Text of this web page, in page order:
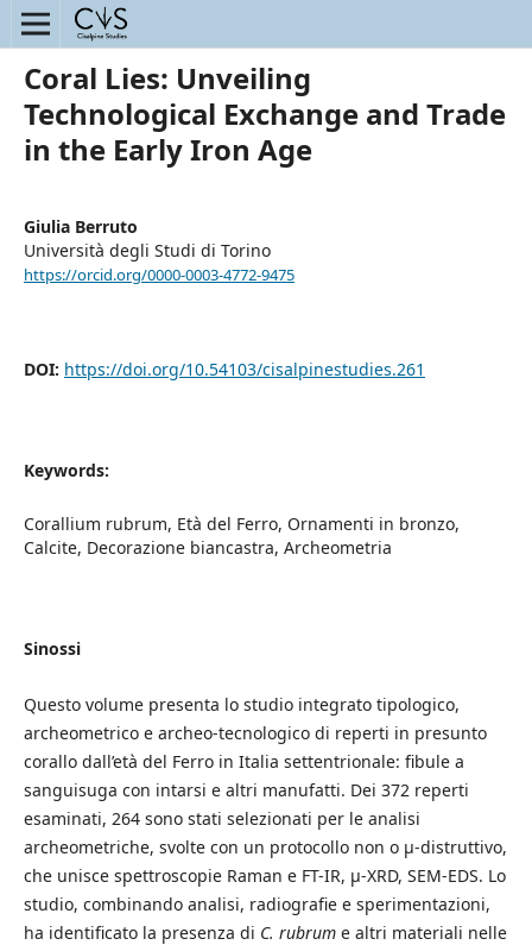
Coral Lies: Unveiling
Technological Exchange and Trade
in the Early Iron Age
Giulia Berruto
Università degli Studi di Torino
https://orcid.org/0000-0003-4772-9475
DOI: https://doi.org/10.54103/cisalpinestudies.261
Keywords:
Corallium rubrum, Età del Ferro, Ornamenti in bronzo,
Calcite, Decorazione biancastra, Archeometria
Sinossi
Questo volume presenta lo studio integrato tipologico,
archeometrico e archeo-tecnologico di reperti in presunto
corallo dall’età del Ferro in Italia settentrionale: fibule a
sanguisuga con intarsi e altri manufatti. Dei 372 reperti
esaminati, 264 sono stati selezionati per le analisi
archeometriche, svolte con un protocollo non o µ-distruttivo,
che unisce spettroscopie Raman e FT-IR, µ-XRD, SEM-EDS. Lo
studio, combinando analisi, radiografie e sperimentazioni,
ha identificato la presenza di C. rubrume altri materiali nelle